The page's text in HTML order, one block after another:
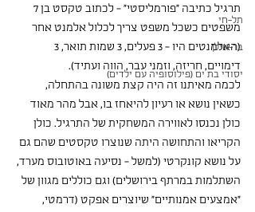
תל-חי
בר-אילן
יסודי בת ים (פילוסופיה עם ילדים)
משפטים כשכל משפט צריך לכלול אלמנט אחר
דימויים, חריזה, וזמני עבר, הווה ועתיד).
לכמה מאיתנו זה היה קצת משונה בהתחלה,
כשאין נושא או רעיון להיאחז בו, אבל מהר מאוד
כולן נכנסו לאווירה המשחקית של התרגיל. כולן
הקריאו והתחושה היתה שנוצרו טקסטים שהם גם
על נושא קונקרטי (למשל - נסיעה באוטובוס מערד,
השתלמות במרתף בירושלים) וגם כוללים מגוון של
"אמצעים אמנותיים" שיוצרים אפקט (דרמטי,